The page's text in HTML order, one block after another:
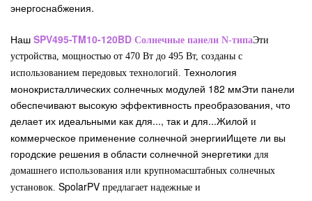
энергоснабжения.
Наш SPV495-TM10-120BD Солнечные панели N-типаЭти
устройства, мощностью от 470 Вт до 495 Вт, созданы с
использованием передовых технологий. Технология
монокристаллических солнечных модулей 182 ммЭти панели
обеспечивают высокую эффективность преобразования, что
делает их идеальными как для..., так и для...Жилой и
коммерческое применение солнечной энергииИщете ли вы
городские решения в области солнечной энергетики для
домашнего использования или крупномасштабных солнечных
установок. SpolarPV предлагает надежные и